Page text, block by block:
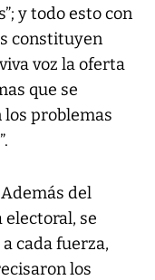
y todo esto con
constituyen
voz la oferta
que se
problemas
del
se
cada fuerza,
los